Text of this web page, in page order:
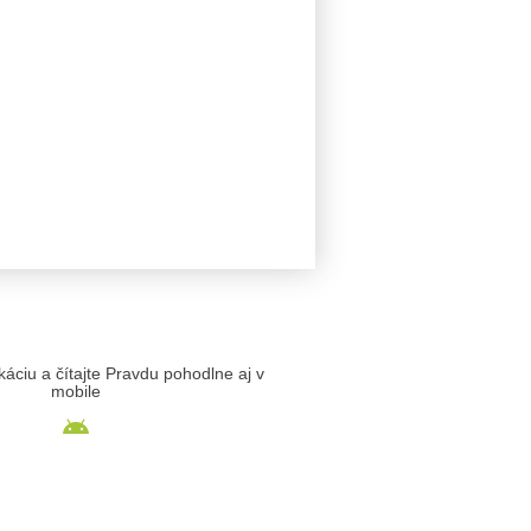
a čítajte Pravdu pohodlne aj v
mobile